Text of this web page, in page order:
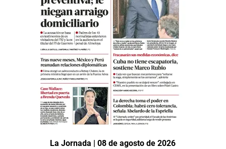
La Jornada | 08 de agosto de 2026